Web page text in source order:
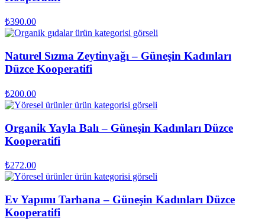
₺390.00
Naturel Sızma Zeytinyağı – Güneşin Kadınları
Düzce Kooperatifi
₺200.00
Organik Yayla Balı – Güneşin Kadınları Düzce
Kooperatifi
₺272.00
Ev Yapımı Tarhana – Güneşin Kadınları Düzce
Kooperatifi